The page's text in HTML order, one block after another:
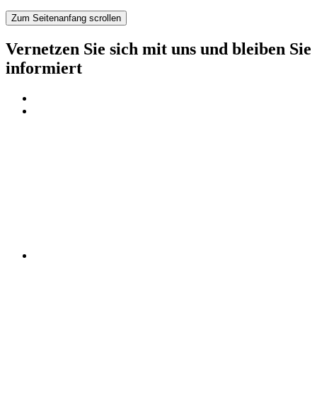
Zum Seitenanfang scrollen
Vernetzen Sie sich mit uns und bleiben Sie
informiert